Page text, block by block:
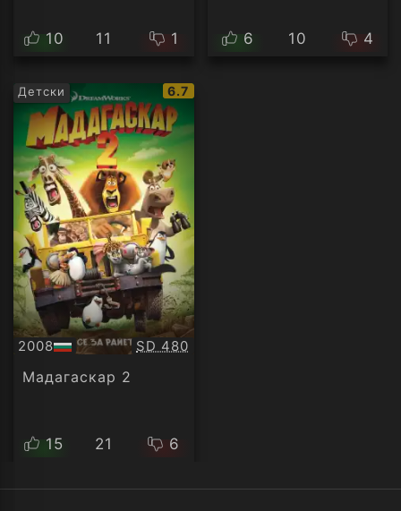
10 11 1 6 10 4
Детски
IMDb
рейтинг:
6.7
2008
БГ
аудио
Качество:
SD 480
Мадагаскар 2
15 21 6